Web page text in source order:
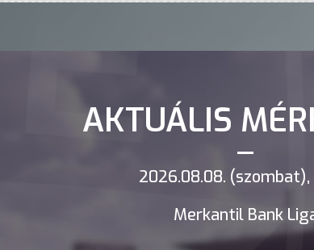
AKTUÁLIS
2026.08.08. (szombat),
Merkantil Bank